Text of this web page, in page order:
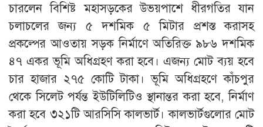
চারলেন বিশিষ্ট মহাসড়কের উভয়পাশে ধীরগতির যান
চলাচলের জন্য ৫ দশমিক ৫ মিটার প্রশস্ত করাসহ
প্রকল্পের আওতায় সড়ক নির্মাণে অতিরিক্ত ৯৮৬ দশমিক
৪৭ একর ভূমি অধিগ্রহণ করা হবে। এজন্য মোট ব্যয় হবে
চার হাজার ২৭৫ কোটি টাকা। ভূমি অধিগ্রহণে কাঁচপুর
থেকে সিলেট পর্যন্ত ইউটিলিটিও স্থানান্তর করা হবে, নির্মাণ
করা হবে ৩২১টি আরসিসি কালভার্ট। কালভার্টগুলোর মোট